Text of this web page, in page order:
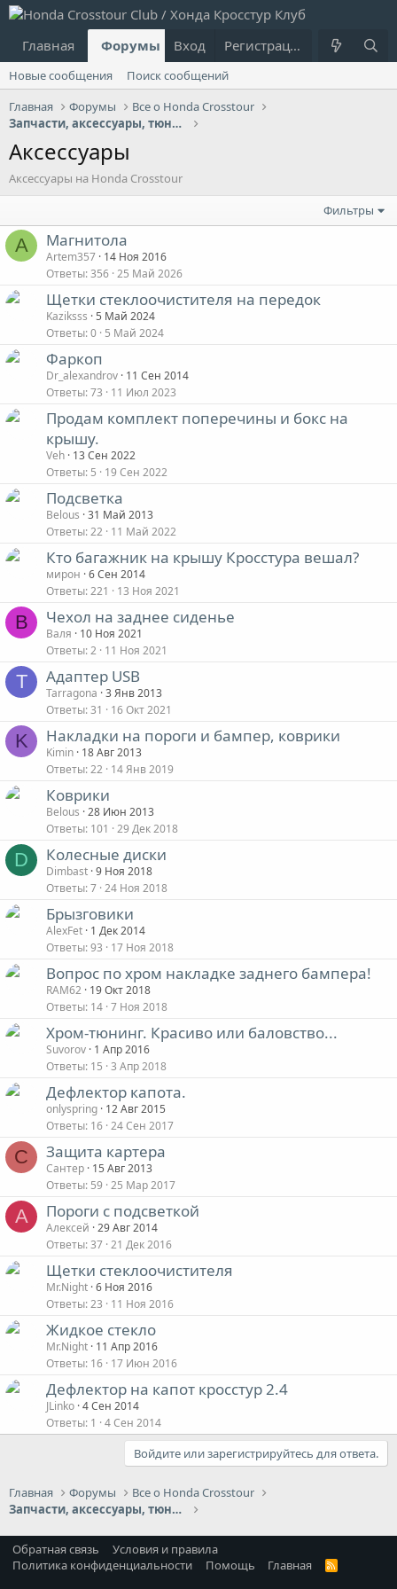
Главная Форумы Что нового?
Вход Регистрация
Новые сообщения
Поиск сообщений
Главная
Форумы
Все о Honda Crosstour
Запчасти, аксессуары, тюнинг, доп.оборудование
Аксессуары
Аксессуары на Honda Crosstour
Фильтры
A Магнитола
Artem357 14 Ноя 2016
Ответы 356 25 Май 2026
Щетки стеклоочистителя на передок
Kaziksss 5 Май 2024
Ответы 0 5 Май 2024
Фаркоп
Dr_alexandrov 11 Сен 2014
Ответы 73 11 Июл 2023
Продам комплект поперечины и бокс на
крышу.
Veh 13 Сен 2022
Ответы 5 19 Сен 2022
Подсветка
Belous 31 Май 2013
Ответы 22 11 Май 2022
Кто багажник на крышу Кросстура вешал?
мирон 6 Сен 2014
Ответы 221 13 Ноя 2021
В Чехол на заднее сиденье
Валя
10 Ноя 2021
Ответы 2 11 Ноя 2021
T Адаптер USB
Tarragona 3 Янв 2013
Ответы 31 16 Окт 2021
K Накладки на пороги и бампер, коврики
Kimin 18 Авг 2013
Ответы 22 14 Янв 2019
Коврики
Belous 28 Июн 2013
Ответы 101 29 Дек 2018
D Колесные диски
Dimbast 9 Ноя 2018
Ответы 7 24 Ноя 2018
Брызговики
AlexFet 1 Дек 2014
Ответы 93 17 Ноя 2018
Вопрос по хром накладке заднего бампера!
RAM62 19 Окт 2018
Ответы 14 7 Ноя 2018
Хром-тюнинг. Красиво или баловство...
Suvorov 1 Апр 2016
Ответы 15 3 Апр 2018
Дефлектор капота.
onlyspring 12 Авг 2015
Ответы 16 24 Сен 2017
С Защита картера
Сантер 15 Авг 2013
Ответы 59 25 Мар 2017
А Пороги с подсветкой
Алексей 29 Авг 2014
Ответы 37 21 Дек 2016
Щетки стеклоочистителя
Mr.Night 6 Ноя 2016
Ответы 23 11 Ноя 2016
Жидкое стекло
Mr.Night 11 Апр 2016
Ответы 16 17 Июн 2016
Дефлектор на капот кросстур 2.4
JLinko 4 Сен 2014
Ответы 1 4 Сен 2014
Войдите или зарегистрируйтесь для ответа.
Главная Форумы
Все о Honda Crosstour
Запчасти, аксессуары, тюнинг, доп.оборудование
Обратная связь
Условия и правила
Политика конфиденциальности
Помощь Главная
R